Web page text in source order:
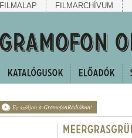
FILMALAP FILMARCHÍVUM
Ez szóljon a GramofonRádióban!